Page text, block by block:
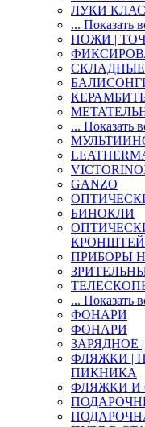
ЛУКИ
... Показать
НОЖИ |
... Показать
GANZO
БИНОКЛИ
ПРИБОРЫ
... Показать
ФОНАРИ
ФОНАРИ
ЗАРЯДНОЕ
ФЛЯЖКИ |
ПИКНИКА
ФЛЯЖКИ И